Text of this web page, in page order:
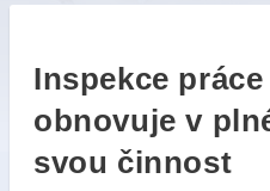
Inspekce
obnovuje v
svou činnost